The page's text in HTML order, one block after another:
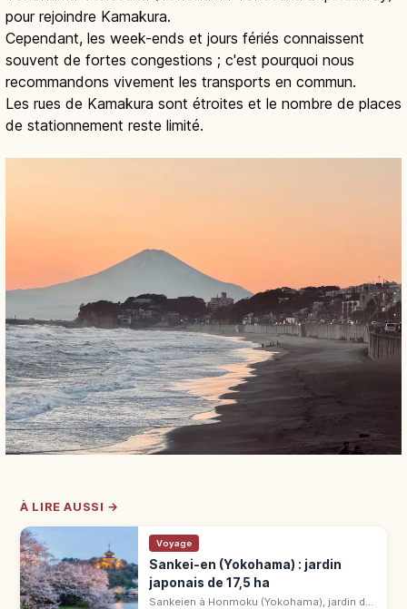
pour rejoindre Kamakura.
Cependant, les week-ends et jours fériés connaissent
souvent de fortes congestions ; c'est pourquoi nous
recommandons vivement les transports en commun.
Les rues de Kamakura sont étroites et le nombre de places
de stationnement reste limité.
À LIRE AUSSI →
Voyage
Sankei-en (Yokohama) : jardin
japonais de 17,5 ha
Sankeien à Honmoku (Yokohama), jardin de